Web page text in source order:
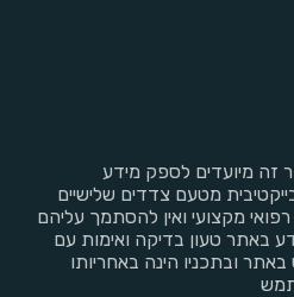
זה מיועדים לספק מידע
מטעם צדדים שלישיים
מקצועי ואין להסתמך עליהם
באתר טעון בדיקה ואימות עם
באתר ובתכניו הינה באחריותו